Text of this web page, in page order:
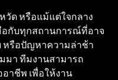
วัด หรือแม้แต่ใจกลาง
อกับทุกสถานการณ์ที่อาจ
หรือปัญหาความล่าช้า
มา ทีมงานสามารถ
าชีพ เพื่อให้งาน